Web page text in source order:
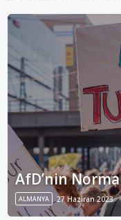
AfD’nin
ALMANYA 27 Haziran 2023